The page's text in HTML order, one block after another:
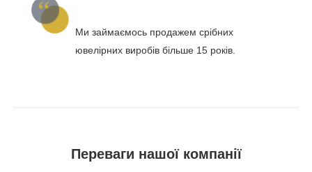
Ми займаємось продажем срібних
ювелірних виробів більше 15 років.
Переваги нашої компанії